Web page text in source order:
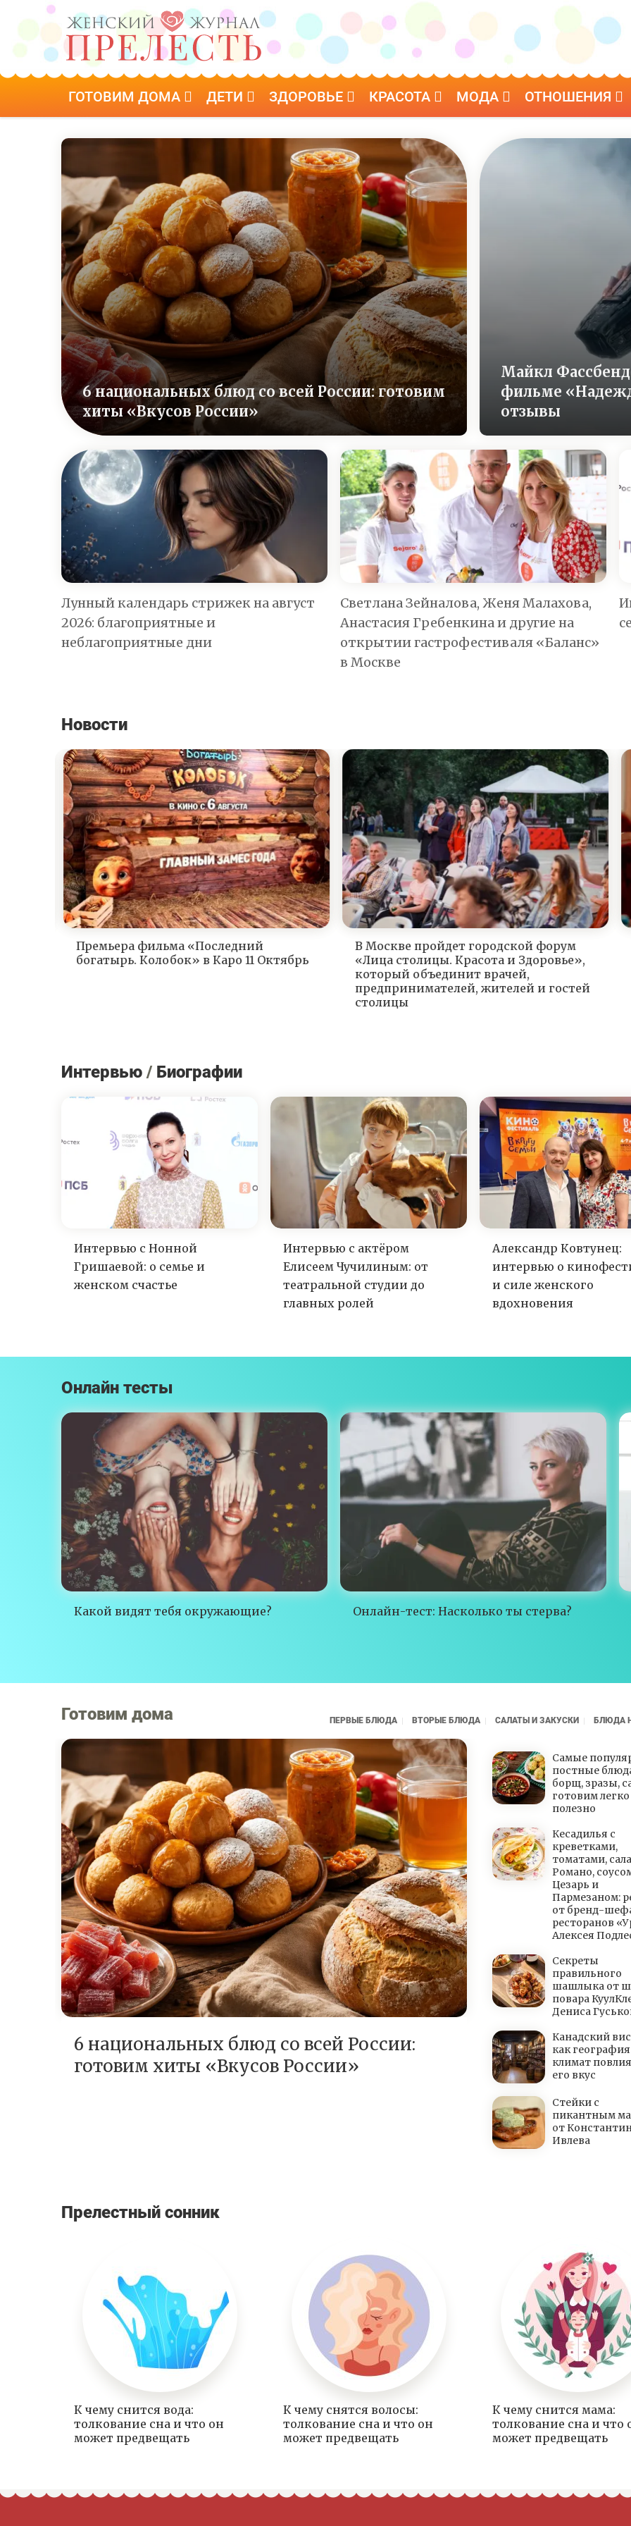
ГОТОВИМ ДОМА ДЕТИ ЗДОРОВЬЕ КРАСОТА МОДА ОТНОШЕНИЯ
6 национальных блюд со всей России: готовим
хиты «Вкусов России»
Майкл
фильме
отзывы
Лунный календарь стрижек на август
2026: благоприятные и
неблагоприятные дни
Светлана Зейналова, Женя Малахова,
Анастасия Гребенкина и другие на
открытии гастрофестиваля «Баланс»
в Москве
Новости
Премьера фильма «Последний
богатырь. Колобок» в Каро 11 Октябрь
В Москве пройдет городской форум
«Лица столицы. Красота и Здоровье»,
который объединит врачей,
предпринимателей, жителей и гостей
столицы
Интервью / Биографии
Интервью с Нонной
Гришаевой: о семье и
женском счастье
Интервью с актёром
Елисеем Чучилиным: от
театральной студии до
главных ролей
Александр Ковтунец:
интервью о
и силе женского
вдохновения
Онлайн тесты
Какой видят тебя окружающие? Онлайн-тест: Насколько ты стерва?
Готовим дома ПЕРВЫЕ БЛЮДА ВТОРЫЕ БЛЮДА САЛАТЫ И ЗАКУСКИ БЛЮДА
6 национальных блюд со всей России:
готовим хиты «Вкусов России»
Самые
постные
борщ, зразы,
готовим
полезно
Кесадилья с
креветками,
томатами,
Романо,
Цезарь и
Пармезаном:
от бренд-
ресторанов
Алексея
Секреты
правильного
шашлыка от
повара
Дениса
Канадский
как
климат
его вкус
Стейки с
пикантным
от
Ивлева
Прелестный сонник
К чему снится вода:
толкование сна и что он
может предвещать
К чему снятся волосы:
толкование сна и что он
может предвещать
К чему снится мама:
толкование сна и что
может предвещать